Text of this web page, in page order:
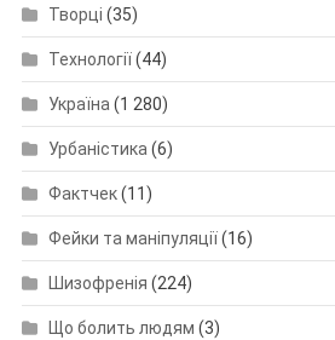
Творці (35)
Технології(44)
Україна (1 280)
Урбаністика (6)
Фактчек(11)
Фейки та маніпуляції(16)
Шизофренія (224)
Що болить людям (3)